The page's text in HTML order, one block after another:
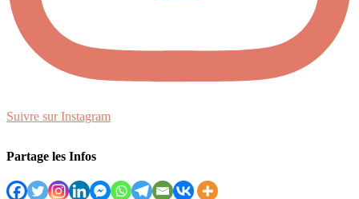
Suivre sur Instagram
Partage les Infos